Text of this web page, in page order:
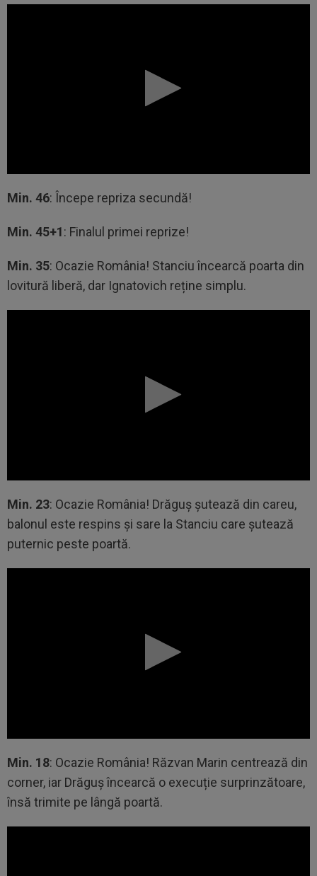
Min. 46: Începe repriza secundă!
Min. 45+1: Finalul primei reprize!
Min. 35: Ocazie România! Stanciu încearcă poarta din
lovitură liberă, dar Ignatovich reține simplu.
Min. 23: Ocazie România! Drăguș șutează din careu,
balonul este respins și sare la Stanciu care șutează
puternic peste poartă.
Min. 18: Ocazie România! Răzvan Marin centrează din
corner, iar Drăguș încearcă o execuție surprinzătoare,
însă trimite pe lângă poartă.